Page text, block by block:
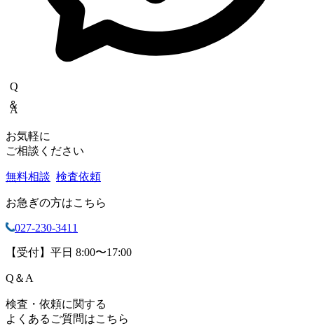
Q＆A
お気軽に
ご相談ください
無料相談 検査依頼
お急ぎの方はこちら
027-230-3411
【受付】平日 8:00〜17:00
Q ＆ A
検査・依頼に関する
よくあるご質問はこちら